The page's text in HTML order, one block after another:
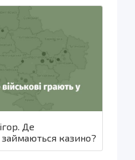
Де
казино?